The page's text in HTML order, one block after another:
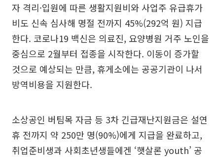
자 격리·입원에 따른 생활지원비와 사업주 유급휴가
비도 신속 심사해 명절 전까지 45%(292억 원) 지급
한다. 코로나19 백신은 의료진, 요양병원 거주 노인을
중심으로 2월부터 접종을 시작한다. 이동이 증가할
것으로 예상되는 만큼, 휴게소에는 공공기관이 나서
방역비용을 지원한다.
소상공인 버팀목 자금 등 3차 긴급재난지원금은 설연
휴 전까지 약 250만 명(90%)에게 지급을 완료하고,
취업준비생과 사회초년생들에겐 ‘햇살론 youth’ 공